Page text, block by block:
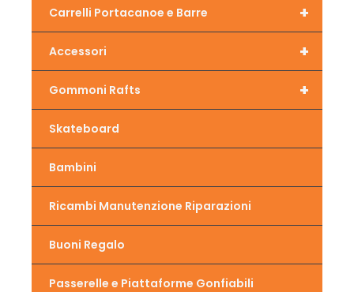
+
Carrelli Portacanoe e Barre
+
Accessori
+
Gommoni Rafts
Skateboard
Bambini
Ricambi Manutenzione Riparazioni
Buoni Regalo
Passerelle e Piattaforme Gonfiabili